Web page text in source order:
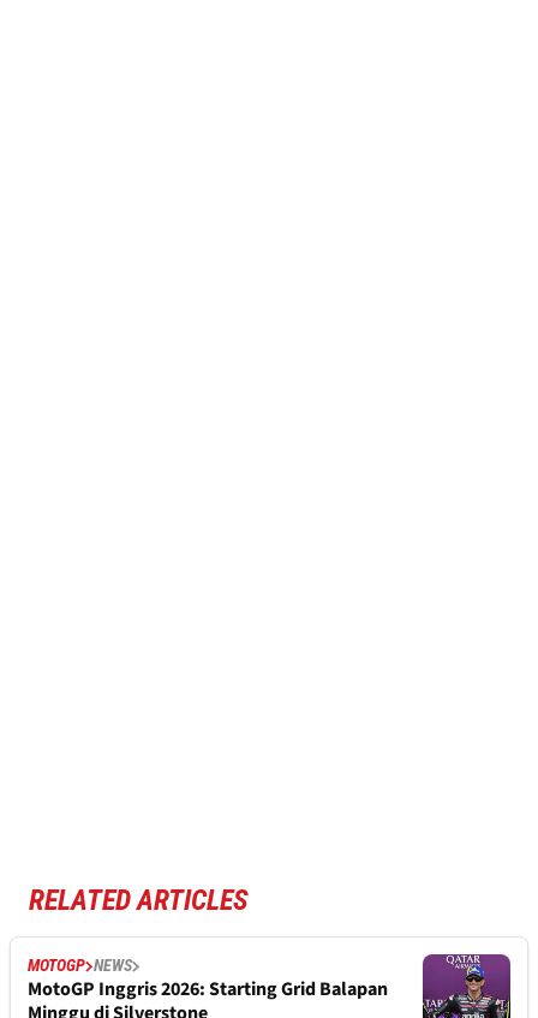
RELATED ARTICLES
MOTOGP NEWS
MotoGP Inggris 2026: Starting Grid Balapan